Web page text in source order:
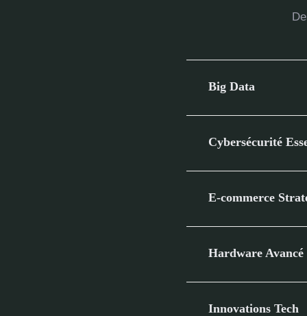
Big Data
Cybersécurité
E-commerce
Hardware Avancé
Innovations Tech